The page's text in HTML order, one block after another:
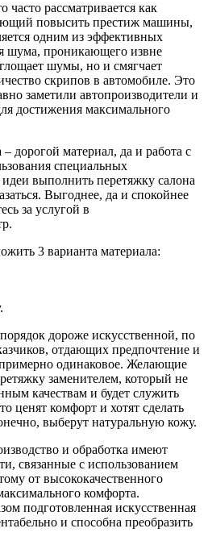
часто рассматривается как
повысить престиж машины,
одним из эффективных
шума, проникающего извне
шумы, но и смягчает
скрипов в автомобиле. Это
заметили автопроизводители и
достижения максимального
дорогой материал, да и работа с
специальных
выполнить перетяжку салона
Выгоднее, да и спокойнее
за услугой в
3 варианта материала:
дороже искусственной, по
отдающих предпочтение и
одинаковое. Желающие
заменителем, который не
качествам и будет служить
ценят комфорт и хотят сделать
выберут натуральную кожу.
и обработка имеют
связанные с использованием
от высококачественного
комфорта.
подготовленная искусственная
и способна преобразить